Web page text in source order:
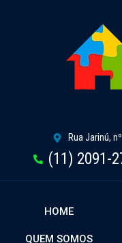
Rua Jarinú,
(11) 2091-
HOME
QUEM SOMOS